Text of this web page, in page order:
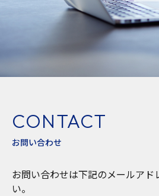
CONTACT
お問い合わせ
お問い合わせは下記のメールアド
い。